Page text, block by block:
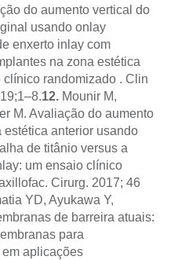
do aumento vertical do
usando onlay
enxerto inlay com
na zona estética
randomizado . Clin
12. Mounir M,
M. Avaliação do aumento
anterior usando
de titânio versus a
um ensaio clínico
Cirurg. 2017; 46
YD, Ayukawa Y,
de barreira atuais:
para
aplicações